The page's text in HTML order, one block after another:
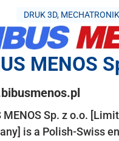
DRUK 3D,
MENOS
MENOS Sp. z o.o.
is a Polish-Swiss